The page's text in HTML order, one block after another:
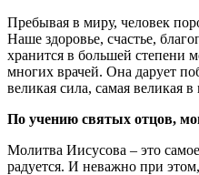
Пребывая в миру, человек
Наше здоровье, счастье,
хранится в большей степени
многих врачей. Она дарует
великая сила, самая великая
По учению святых отцов,
Молитва Иисусова – это
радуется. И неважно при